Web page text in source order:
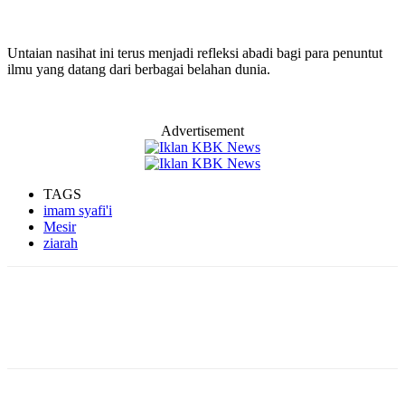
Untaian nasihat ini terus menjadi refleksi abadi bagi para penuntut
ilmu yang datang dari berbagai belahan dunia.
Advertisement
TAGS
imam syafi'i
Mesir
ziarah